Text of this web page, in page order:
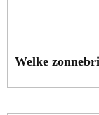
Welke